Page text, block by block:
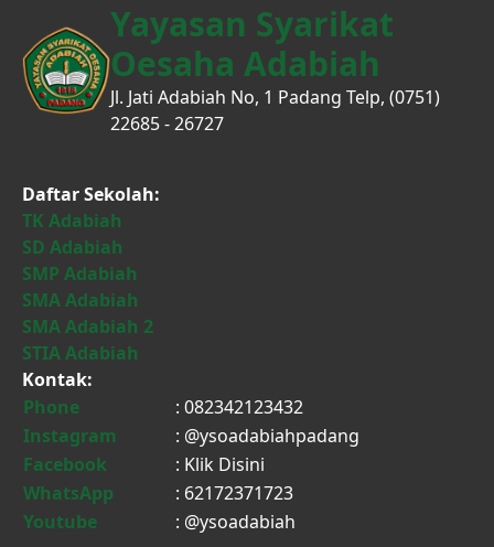
Yayasan Syarikat
Oesaha Adabiah
Jl. Jati Adabiah No, 1 Padang Telp, (0751)
22685 - 26727
Daftar Sekolah:
TK Adabiah
SD Adabiah
SMP Adabiah
SMA Adabiah
SMA Adabiah 2
STIA Adabiah
Kontak:
Phone
: 082342123432
Instagram
: @ysoadabiahpadang
Facebook
: Klik Disini
WhatsApp
: 62172371723
Youtube
: @ysoadabiah